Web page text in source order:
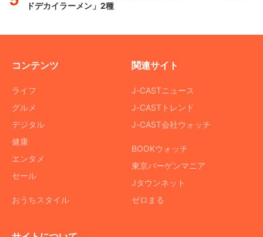
ドデカイラーメン」2種
コンテンツ
ライフ
グルメ
デジタル
健康
エンタメ
セール
おうちスタイル
関連サイト
J-CASTニュース
J-CASTトレンド
J-CAST会社ウォッチ
BOOKウォッチ
東京バーゲンマニア
Jタウンネット
ゼロまる